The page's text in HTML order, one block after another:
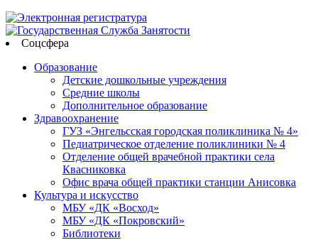
Соцсфера
Образование
Детские дошкольные учреждения
Средние школы
Дополнительное образование
Здравоохранение
ГУЗ «Энгельсская городская поликлиника № 4»
Педиатрическое отделение поликлиники № 4
Отделение общей врачебной практики села
Квасниковка
Офис врача общей практики станции Анисовка
Культура и искусство
МБУ «ДК «Восход»
МБУ «ДК «Покровский»
Библиотеки